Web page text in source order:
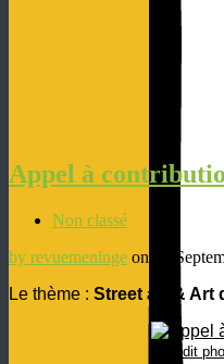
Appel à
Non classé
by revuemeninge on 29
Le thème : Street art & Art
Crédit